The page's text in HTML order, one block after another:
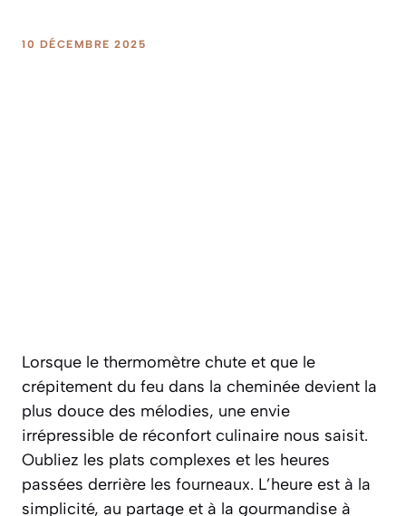
10 DÉCEMBRE 2025
Lorsque le thermomètre chute et que le
crépitement du feu dans la cheminée devient la
plus douce des mélodies, une envie
irrépressible de réconfort culinaire nous saisit.
Oubliez les plats complexes et les heures
passées derrière les fourneaux. L’heure est à la
simplicité, au partage et à la gourmandise à